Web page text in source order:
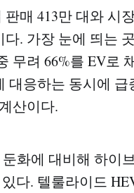
매 413만 대와 시
. 가장 눈에 띄는
무려 66%를 EV로
대응하는 동시에
산이다.
화에 대비해 하이
다. 텔룰라이드